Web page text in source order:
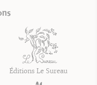
Éditions Le Sureau